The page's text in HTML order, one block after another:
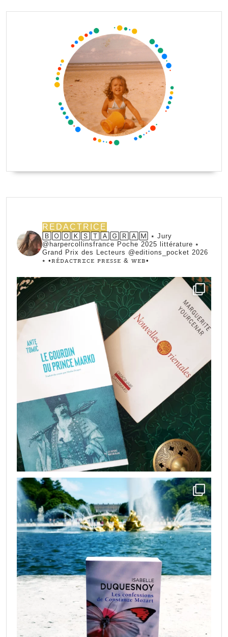
REDACTRICE
🄱🄾🄾🄺🅂🅃🄰🄶🅁🄰🄼 ⭑ Jury
@harpercollinsfrance Poche 2025 littérature ⭑
Grand Prix des Lecteurs @editions_pocket 2026
⭑ •ꭱꭼ́ꭰꭺꮯꭲꭱꮖꮯꭼ ꮲꭱꭼꮪꮪꭼ & ꮃꭼᏼ•